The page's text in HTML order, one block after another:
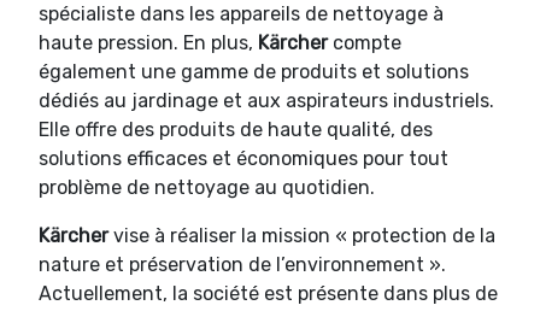
spécialiste dans les appareils de nettoyage à
haute pression. En plus, Kärchercompte
également une gamme de produits et solutions
dédiés au jardinage et aux aspirateurs industriels.
Elle offre des produits de haute qualité, des
solutions efficaces et économiques pour tout
problème de nettoyage au quotidien.
Kärchervise à réaliser la mission « protection de la
nature et préservation de l’environnement ».
Actuellement, la société est présente dans plus de